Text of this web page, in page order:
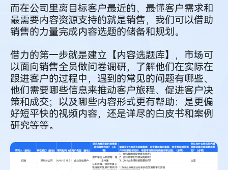
而在公司里离目标客户最近的、最懂客户需求和
最需要内容资源支持的就是销售，我们可以借助
销售的力量完成内容选题的储备和规划。
借力的第一步就是建立【内容选题库】，市场可
以面向销售全员做问卷调研，了解他们在实际在
跟进客户的过程中，遇到的常见的问题有哪些、
他们需要哪些信息来推动客户旅程、促进客户决
策和成交；以及哪些内容形式更有帮助：是更偏
好短平快的视频内容，还是详尽的白皮书和案例
研究等等。